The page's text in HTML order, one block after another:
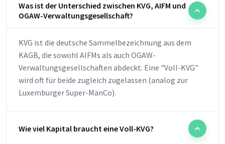
Was ist der Unterschied zwischen KVG, AIFM und
OGAW-Verwaltungsgesellschaft?
KVG ist die deutsche Sammelbezeichnung aus dem
KAGB, die sowohl AIFMs als auch OGAW-
Verwaltungsgesellschaften abdeckt. Eine "Voll-KVG"
wird oft für beide zugleich zugelassen (analog zur
Luxemburger Super-ManCo).
Wie viel Kapital braucht eine Voll-KVG?